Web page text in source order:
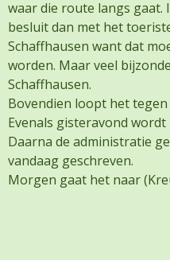
waar die route langs
besluit dan met het
Schaffhausen want dat
worden. Maar veel
Schaffhausen.
Bovendien loopt het
Evenals gisteravond wordt
Daarna de administratie
vandaag geschreven.
Morgen gaat het naar